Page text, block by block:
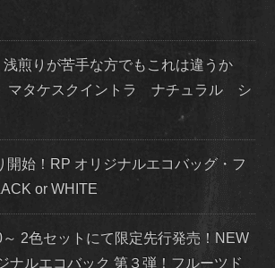
煎りが苦手な方でもこれは違うか
マタケスクイントラ ナチュラル シ
開始！RP オリジナルエコバッグ・フ
or WHITE
2色セットにて限定先行発売！NEW
ナルエコバック 第３弾！フルーツド